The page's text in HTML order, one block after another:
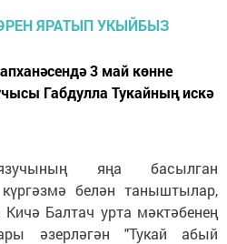
3 май көнне
Габдулла Тукайның искә
яңа басылган
белән таныштылар,
Балтач урта мәктәбенең
әзерләгән "Тукай абый